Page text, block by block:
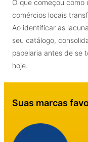
O que começou como
comércios locais
Ao identificar as
seu catálogo,
papelaria antes de se
hoje.
Suas marcas